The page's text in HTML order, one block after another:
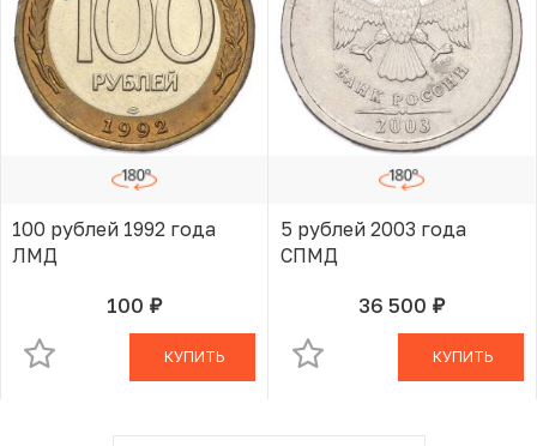
100 рублей 1992 года
ЛМД
100 руб.В КОРЗИНЕ
КУПИТЬ
5 рублей 2003 года
СПМД
36 500 руб.
В КОРЗИНЕ
КУПИТЬ